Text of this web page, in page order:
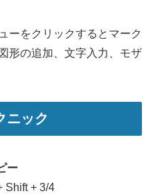
ーをクリックするとマーク
形の追加、文字入力、モザ
ニック
ー
Shift + 3/4